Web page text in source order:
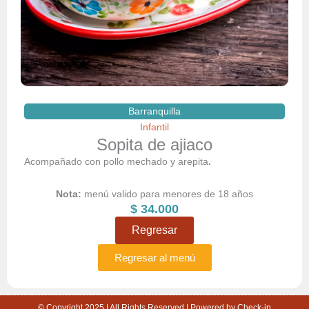
Barranquilla
Infantil
Sopita de ajiaco
Acompañado con pollo mechado y arepita.
Nota: menú valido para menores de 18 años
$ 34.000
Regresar
Regresar al menú